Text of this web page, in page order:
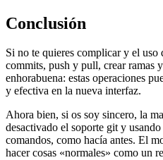
Conclusión
Si no te quieres complicar y el uso
commits, push y pull, crear ramas
enhorabuena: estas operaciones
y efectiva en la nueva interfaz.
Ahora bien, si os soy sincero, la
desactivado el soporte git y
comandos, como hacía antes. El
hacer cosas «normales» como un